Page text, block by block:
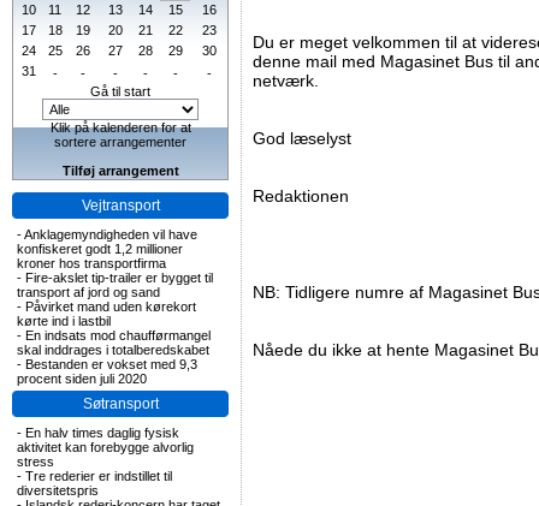
10
11 12 13 14 15
16
17
18 19 20 21 22
23
24
25 26 27 28 29
30
31
- - - - -
-
Gå til start
Klik på kalenderen for at
sortere arrangementer
Tilføj arrangement
Vejtransport
-Anklagemyndigheden vil have
konfiskeret godt 1,2 millioner
kroner hos transportfirma
- Fire-akslet tip-trailer er bygget til
transport af jord og sand
- Påvirket mand uden kørekort
kørte ind i lastbil
- En indsats mod chaufførmangel
skal inddrages i totalberedskabet
- Bestanden er vokset med 9,3
procent siden juli 2020
Søtransport
- En halv times daglig fysisk
aktivitet kan forebygge alvorlig
stress
- Tre rederier er indstillet til
diversitetspris
Du er meget velkommen til at
denne mail med Magasinet Bus til
netværk.
God læselyst
Redaktionen
NB: Tidligere numre af Magasinet
Nåede du ikke at hente Magasinet